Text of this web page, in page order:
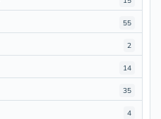
55
2
14
35
4